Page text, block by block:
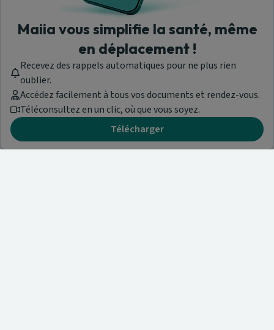
Maiia vous simplifie la santé, même
en déplacement !
Recevez des rappels automatiques pour ne plus rien
oublier.
Accédez facilement à tous vos documents et rendez-vous.
Téléconsultez en un clic, où que vous soyez.
Télécharger